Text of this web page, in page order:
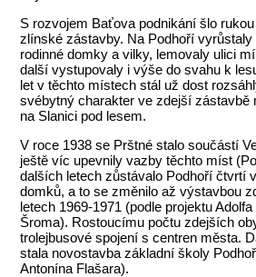
S rozvojem Baťova podnikání šlo
zlínské zástavby. Na Podhoří
rodinné domky a vilky, lemovaly ulici
další vystupovaly i výše do svahu k
let v těchto místech stál už dost
svébytný charakter ve zdejší zástavbě
na Slanici pod lesem.
V roce 1938 se Prštné stalo součástí
ještě víc upevnily vazby těchto míst
dalších letech zůstávalo Podhoří čtvrtí
domků, a to se změnilo až výstavbou
letech 1969-1971 (podle projektu
Šroma). Rostoucímu počtu zdejších
trolejbusové spojení s centren města.
stala novostavba základní školy
Antonína Flašara).